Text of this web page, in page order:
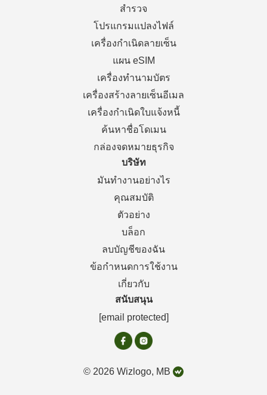
สำรวจ
โปรแกรมแปลงไฟล์
เครื่องกำเนิดลายเซ็น
แผน eSIM
เครื่องทำนามบัตร
เครื่องสร้างลายเซ็นอีเมล
เครื่องกำเนิดใบแจ้งหนี้
ค้นหาชื่อโดเมน
กล่องจดหมายธุรกิจ
บริษัท
มันทำงานอย่างไร
คุณสมบัติ
ตัวอย่าง
บล็อก
ลบบัญชีของฉัน
ข้อกำหนดการใช้งาน
เกี่ยวกับ
สนับสนุน
[email protected]
© 2026 Wizlogo, MB